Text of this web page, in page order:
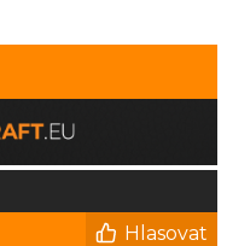
Hlasovat